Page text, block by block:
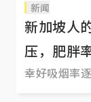
新闻
新加坡人
压，肥胖
幸好吸烟率